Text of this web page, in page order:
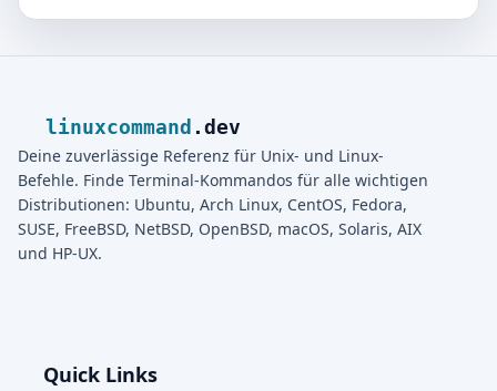
linuxcommand .dev
Deine zuverlässige Referenz für Unix- und Linux-
Befehle. Finde Terminal-Kommandos für alle wichtigen
Distributionen: Ubuntu, Arch Linux, CentOS, Fedora,
SUSE, FreeBSD, NetBSD, OpenBSD, macOS, Solaris, AIX
und HP-UX.
Quick Links